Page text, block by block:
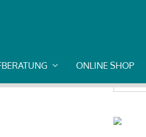
ONLINE SHOP
for: